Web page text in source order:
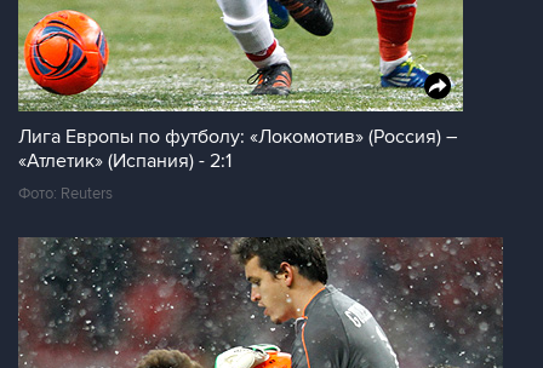
Лига Европы по футболу: «Локомотив» (Россия) –
«Атлетик» (Испания) - 2:1
Фото: Reuters